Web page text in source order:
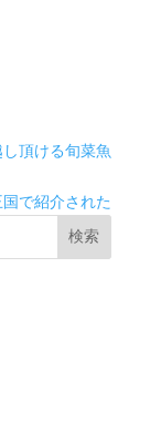
頂ける旬菜魚
で紹介された
検索